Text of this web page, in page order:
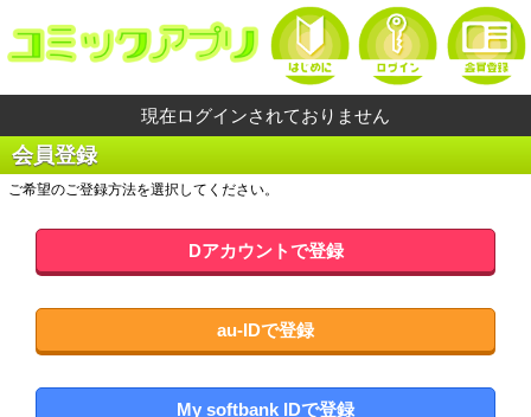
現在ログインされておりません
会員登録
ご希望のご登録方法を選択してください。
Dアカウントで登録
au-IDで登録
My softbank IDで登録